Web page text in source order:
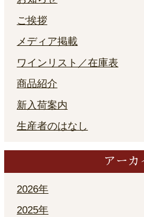
ご挨拶
メディア掲載
ワインリスト／在庫表
商品紹介
新入荷案内
生産者のはなし
アーカ
2026年
2025年